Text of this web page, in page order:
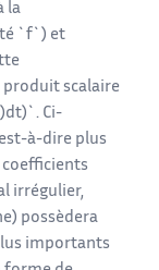
la
`f`) et
produit scalaire
Ci-
à-dire plus
coefficients
irrégulier,
possèdera
importants